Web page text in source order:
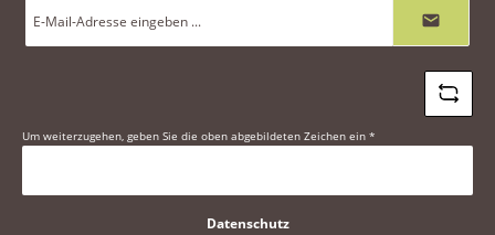
Mail-
*
Um weiterzugehen, geben Sie die oben abgebildeten Zeichen ein *
Datenschutz